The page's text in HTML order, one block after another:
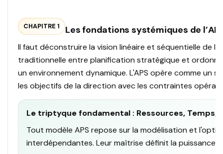
CHAPITRE 1 Les fondations systémiques de
Il faut déconstruire la vision linéaire et séquentielle de
traditionnelle entre planification stratégique et
un environnement dynamique. L'APS opère comme un
les objectifs de la direction avec les contraintes
Le triptyque fondamental : Ressources, Temps,
Tout modèle APS repose sur la modélisation et
interdépendantes. Leur maîtrise définit la puissance